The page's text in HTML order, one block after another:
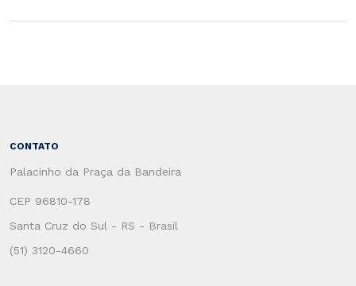
CONTATO
Palacinho da Praça da Bandeira
CEP 96810-178
Santa Cruz do Sul - RS - Brasil
(51) 3120-4660